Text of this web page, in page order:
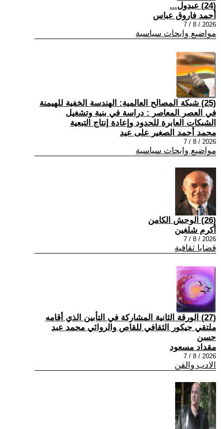
(24) عبدول...
أحمد فاروق عباس
2026 / 8 / 7
مواضيع وابحاث سياسية
(25) شبكة المصالح العالمية: الهندسة الخفية للهيمنة
في العصر المعاصر : دراسة في بنية وتشغيل
الشبكات العابرة للحدود وإعادة إنتاج التبعية
محمد أحمد الصغير على عيد
2026 / 8 / 7
مواضيع وابحاث سياسية
(26) الوحش الكامن
أكرم شلغين
2026 / 8 / 7
قضايا ثقافية
(27) الورقة الثانية المشاركة في التأبين الذي أقامه
ملتقي جيكور الثقافي للقاص والروائي محمد عبد
حسن
مقداد مسعود
2026 / 8 / 7
الادب والفن